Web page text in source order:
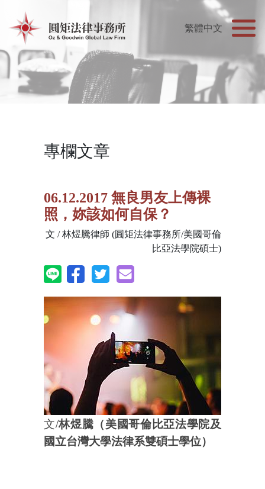
專欄文章
06.12.2017 無良男友上傳裸
照，妳該如何自保？
文 / 林煜騰律師 (圓矩法律事務所/美國哥倫
比亞法學院碩士)
文/林煜騰（美國哥倫比亞法學院及
國立台灣大學法律系雙碩士學位）